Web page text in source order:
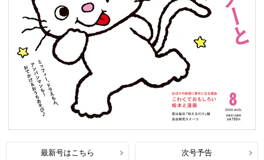
最新号はこちら 次号予告